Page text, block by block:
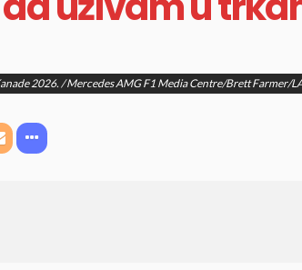
2026. / Mercedes AMG F1 Media Centre/Brett Farmer/